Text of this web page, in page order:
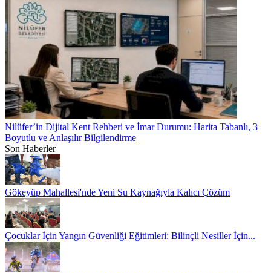
Nilüfer’in Dijital Kent Rehberi ve İmar Durumu: Harita Tabanlı, 3
Boyutlu ve Anlaşılır Bilgilendirme
Son Haberler
Gökeyüp Mahallesi'nde Yeni Su Kaynağıyla Kalıcı Çözüm
Çocuklar İçin Yangın Güvenliği Eğitimleri: Bilinçli Nesiller İçin...